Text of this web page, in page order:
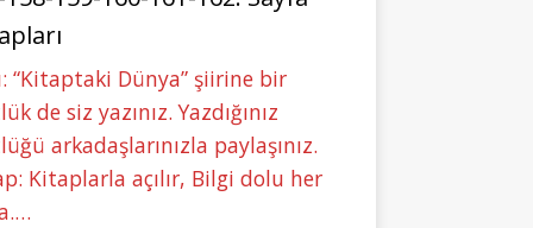
“Kitaptaki Dünya” şiirine bir
de siz yazınız. Yazdığınız
arkadaşlarınızla paylaşınız.
Kitaplarla açılır, Bilgi dolu her